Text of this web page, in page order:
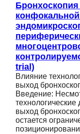
trial)
Влияние
выход
Введение:
технологические
выход
остается